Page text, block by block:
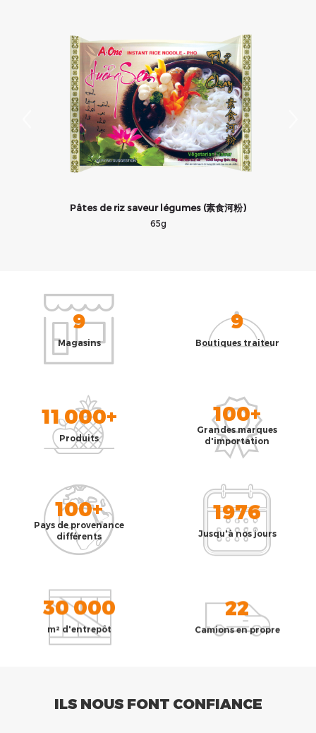
Pâtes de riz saveur légumes (素食河粉)
65g
9
Magasins
9
Boutiques traiteur
11 000+
Produits
100+
Grandes marques
d'importation
100+
Pays de provenance
différents
1976
Jusqu'à nos jours
30 000
m² d'entrepôt
22
Camions en propre
ILS NOUS FONT CONFIANCE